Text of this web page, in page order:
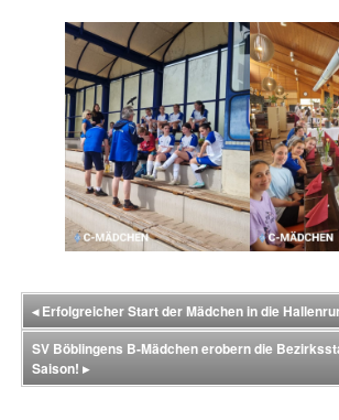
◂Erfolgreicher Start der Mädchen in die
SV Böblingens B-Mädchen erobern die
Saison! ▸